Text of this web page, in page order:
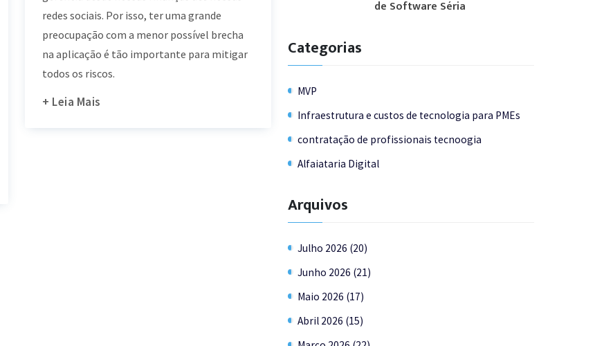
redes sociais. Por isso, ter uma grande
preocupação com a menor possível brecha
na aplicação é tão importante para mitigar
todos os riscos.
+ Leia Mais
de Software Séria
Categorias
MVP
Infraestrutura e custos de tecnologia para PMEs
contratação de profissionais tecnoogia
Alfaiataria Digital
Arquivos
Julho 2026 (20)
Junho 2026 (21)
Maio 2026 (17)
Abril 2026 (15)